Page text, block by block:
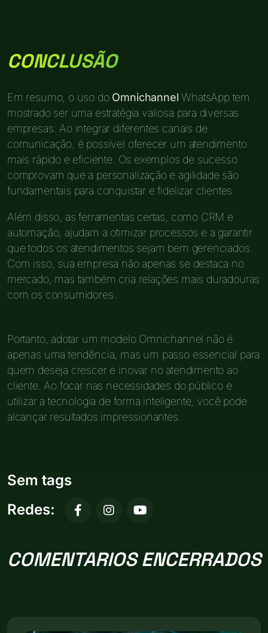
CONCLUSÃO
Em resumo, o uso do Omnichannel WhatsApp tem
mostrado ser uma estratégia valiosa para diversas
empresas. Ao integrar diferentes canais de
comunicação, é possível oferecer um atendimento
mais rápido e eficiente. Os exemplos de sucesso
comprovam que a personalização e agilidade são
fundamentais para conquistar e fidelizar clientes.
Além disso, as ferramentas certas, como CRM e
automação, ajudam a otimizar processos e a garantir
que todos os atendimentos sejam bem gerenciados.
Com isso, sua empresa não apenas se destaca no
mercado, mas também cria relações mais duradouras
com os consumidores.
Portanto, adotar um modelo Omnichannel não é
apenas uma tendência, mas um passo essencial para
quem deseja crescer e inovar no atendimento ao
cliente. Ao focar nas necessidades do público e
utilizar a tecnologia de forma inteligente, você pode
alcançar resultados impressionantes.
Sem tags
Redes:
COMENTARIOS ENCERRADOS